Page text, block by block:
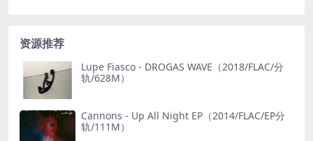
资源推荐
Lupe Fiasco - DROGAS WAVE（2018/FLAC/分
轨/628M）
Cannons - Up All Night EP（2014/FLAC/EP分
轨/111M）